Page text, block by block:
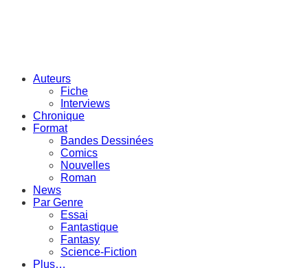
Auteurs
Fiche
Interviews
Chronique
Format
Bandes Dessinées
Comics
Nouvelles
Roman
News
Par Genre
Essai
Fantastique
Fantasy
Science-Fiction
Plus…